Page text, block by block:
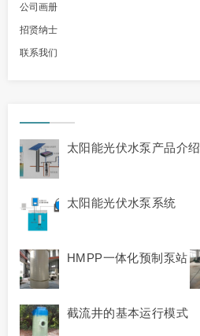
公司画册
招贤纳士
联系我们
太阳能光伏水泵产品介绍
太阳能光伏水泵系统
HMPP一体化预制泵站
截流井的基本运行模式